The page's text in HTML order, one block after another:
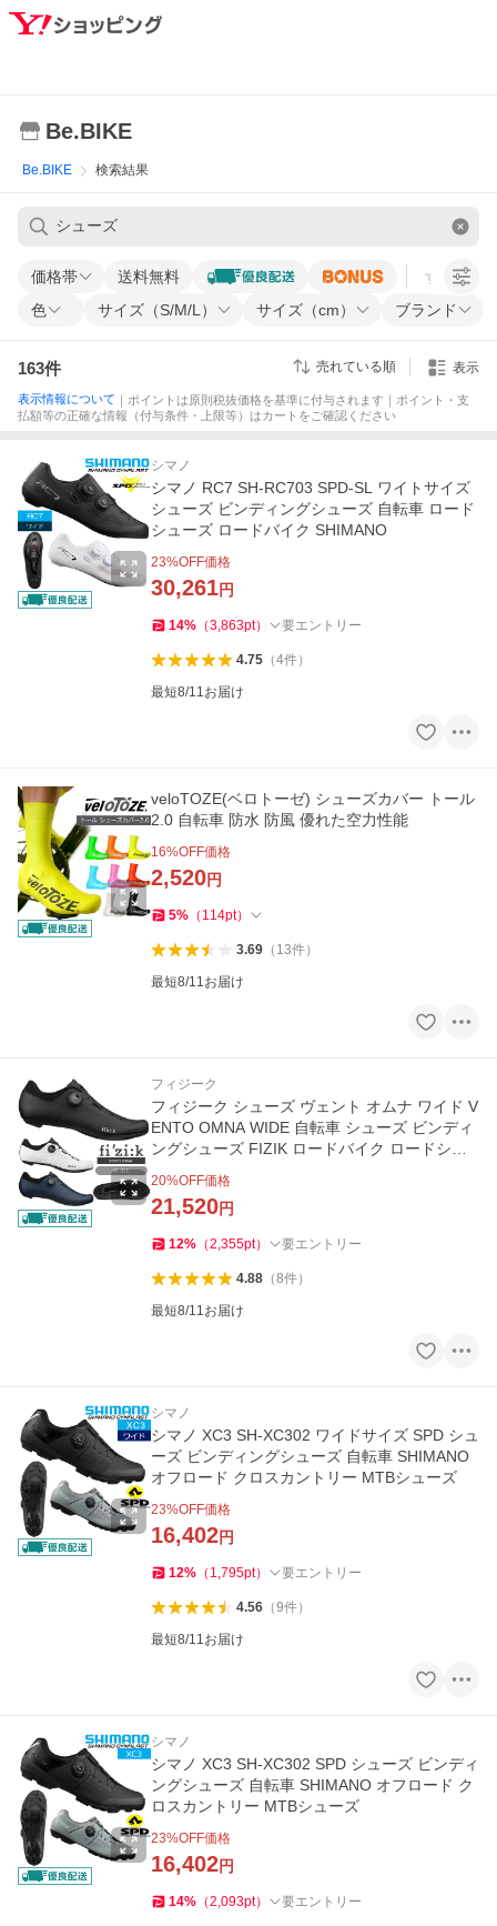
Be.BIKE
Be.BIKE 検索結果
価格帯 送料無料 すべての条
色 サイズ（S/M/L） サイズ（cm） ブランド
163件 売れている順 表示
表示情報について ｜ポイントは原則税抜価格を基準に付与されます｜ポイント・支
払額等の正確な情報（付与条件・上限等）はカートをご確認ください
シマノ
シマノ RC7 SH-RC703 SPD-SL ワイトサイズ
シューズ ビンディングシューズ 自転車 ロード
シューズ ロードバイク SHIMANO
23%OFF価格
30,261円
14% （3,863pt） 要エントリー
4.75（4件）
最短8/11お届け
veloTOZE(ベロトーゼ) シューズカバー トール
2.0 自転車 防水 防風 優れた空力性能
16%OFF価格
2,520円
5% （ 114pt）
3.69（ 13件）
最短8/11お届け
フィジーク
フィジーク シューズ ヴェント オムナ ワイド V
ENTO OMNA WIDE 自転車 シューズ ビンディ
ングシューズ FIZIK ロードバイク ロードシュ
20%OFF価格
21,520円
12% （2,355pt） 要エントリー
4.88（8件）
最短8/11お届け
シマノ
シマノ XC3 SH-XC302 ワイドサイズ SPD シュ
ーズ ビンディングシューズ 自転車 SHIMANO
オフロード クロスカントリー MTBシューズ
23%OFF価格
16,402円
12% （ 1,795pt） 要エントリー
4.56（9件）
最短8/11お届け
シマノ
シマノ XC3 SH-XC302 SPD シューズ ビンディ
ングシューズ 自転車 SHIMANO オフロード ク
ロスカントリー MTBシューズ
23%OFF価格
16,402円
14% （2,093pt） 要エントリー